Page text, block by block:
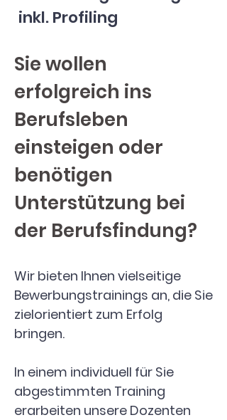
inkl. Profiling
Sie wollen
erfolgreich ins
Berufsleben
einsteigen oder
benötigen
Unterstützung bei
der Berufsfindung?
Wir bieten Ihnen vielseitige
Bewerbungstrainings an, die Sie
zielorientiert zum Erfolg
bringen.
In einem individuell für Sie
abgestimmten Training
erarbeiten unsere Dozenten